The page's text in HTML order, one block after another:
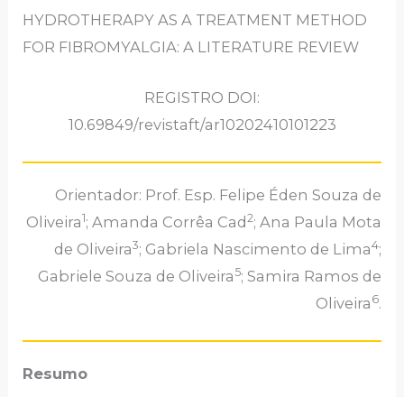
HYDROTHERAPY AS A TREATMENT METHOD
FOR FIBROMYALGIA: A LITERATURE REVIEW
REGISTRO DOI:
10.69849/revistaft/ar10202410101223
Orientador: Prof. Esp. Felipe Éden Souza de
Oliveira1; Amanda Corrêa Cad 2; Ana Paula Mota
de Oliveira3; Gabriela Nascimento de Lima4;
Gabriele Souza de Oliveira 5; Samira Ramos de
Oliveira 6.
Resumo